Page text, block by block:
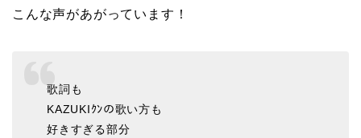
こんな声があがっています！
歌詞も
KAZUKIｸﾝの歌い方も
好きすぎる部分